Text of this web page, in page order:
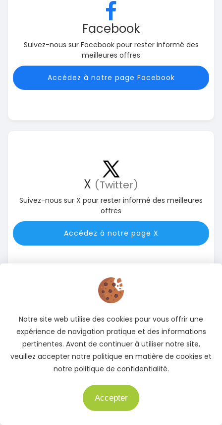
Facebook
Suivez-nous sur Facebook pour rester informé des
meilleures offres
Accédez à notre page Facebook
X (Twitter)
Suivez-nous sur X pour rester informé des meilleures
offres
Accédez à notre page X
Instagram
Suivez-nous sur Instagram pour rester informé des
meilleures offres
Accédez à notre page Instagram
Notre site web utilise des cookies pour vous offrir une
expérience de navigation pratique et des informations
pertinentes. Avant de continuer à utiliser notre site,
veuillez accepter notre politique en matière de cookies et
notre politique de confidentialité.
Accepter